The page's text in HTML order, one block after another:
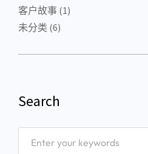
客户故事 (1)
未分类 (6)
Search